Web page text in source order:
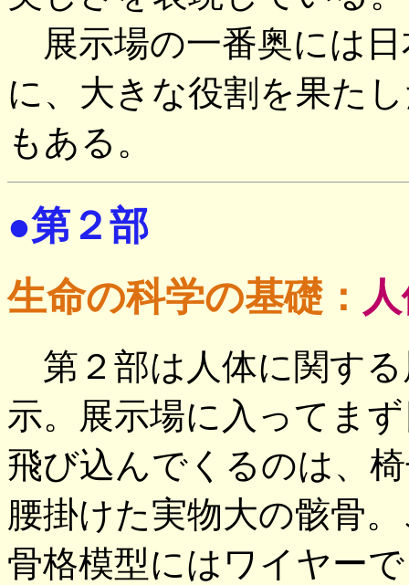
展示場の一番奥には
に、大きな役割を果た
もある。
●第２部
生命の科学の基礎：
第２部は人体に関する
示。展示場に入ってま
飛び込んでくるのは、
腰掛けた実物大の骸骨
骨格模型にはワイヤー